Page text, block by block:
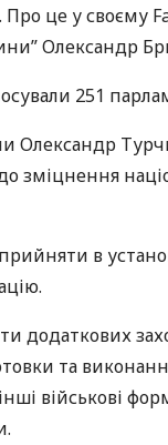
Про це у своєму
Олександр
251
Олександр
зміцнення
в
додаткових
та
військові